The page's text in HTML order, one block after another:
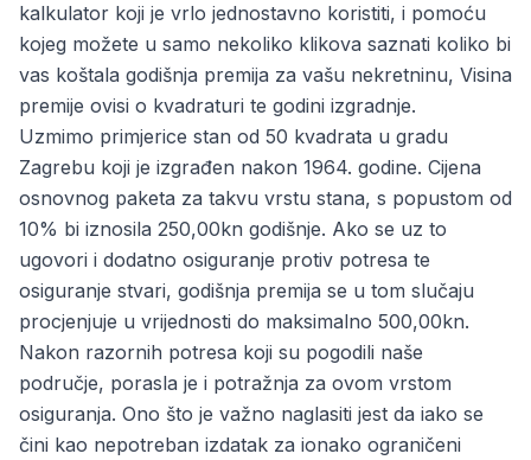
kalkulator koji je vrlo jednostavno koristiti, i pomoću
kojeg možete u samo nekoliko klikova saznati koliko bi
vas koštala godišnja premija za vašu nekretninu, Visina
premije ovisi o kvadraturi te godini izgradnje.
Uzmimo primjerice stan od 50 kvadrata u gradu
Zagrebu koji je izgrađen nakon 1964. godine. Cijena
osnovnog paketa za takvu vrstu stana, s popustom od
10% bi iznosila 250,00kn godišnje. Ako se uz to
ugovori i dodatno osiguranje protiv potresa te
osiguranje stvari, godišnja premija se u tom slučaju
procjenjuje u vrijednosti do maksimalno 500,00kn.
Nakon razornih potresa koji su pogodili naše
područje, porasla je i potražnja za ovom vrstom
osiguranja. Ono što je važno naglasiti jest da iako se
čini kao nepotreban izdatak za ionako ograničeni